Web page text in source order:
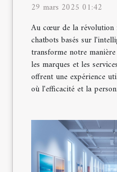
29 mars 2025 01:42
Au cœur de la révolution
chatbots basés sur
transforme notre
les marques et les
offrent une expérience
où l'efficacité et la